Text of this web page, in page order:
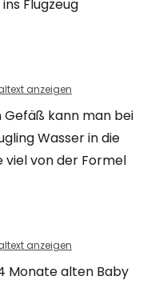
Flugzeug
anzeigen
Gefäß kann man bei
Wasser in die
viel von der Formel
anzeigen
Monate alten Baby